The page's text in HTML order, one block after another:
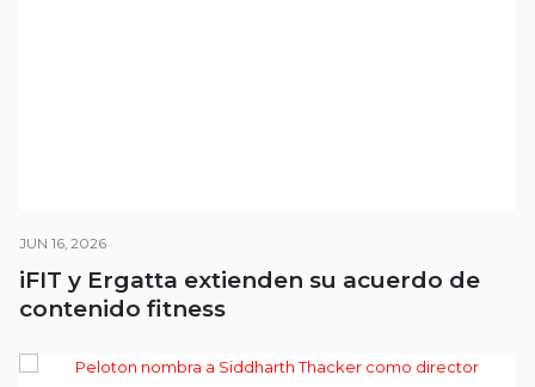
JUN 16, 2026
iFIT y Ergatta extienden su acuerdo de
contenido fitness